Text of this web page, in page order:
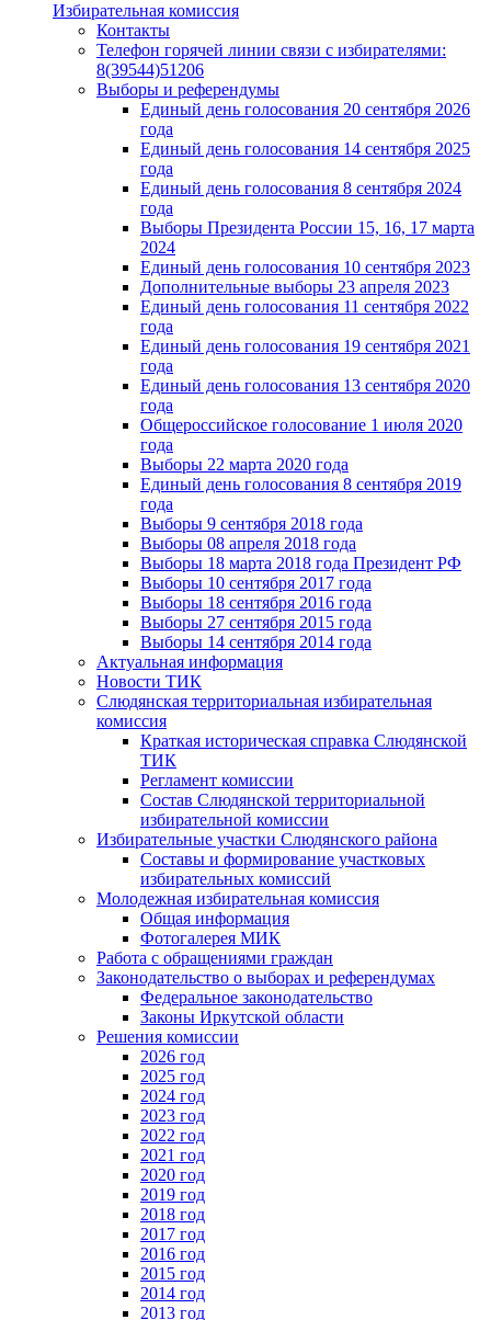
Избирательная комиссия
Контакты
Телефон горячей линии связи с избирателями:
8(39544)51206
Выборы и референдумы
Единый день голосования 20 сентября 2026
года
Единый день голосования 14 сентября 2025
года
Единый день голосования 8 сентября 2024
года
Выборы Президента России 15, 16, 17 марта
2024
Единый день голосования 10 сентября 2023
Дополнительные выборы 23 апреля 2023
Единый день голосования 11 сентября 2022
года
Единый день голосования 19 сентября 2021
года
Единый день голосования 13 сентября 2020
года
Общероссийское голосование 1 июля 2020
года
Выборы 22 марта 2020 года
Единый день голосования 8 сентября 2019
года
Выборы 9 сентября 2018 года
Выборы 08 апреля 2018 года
Выборы 18 марта 2018 года Президент РФ
Выборы 10 сентября 2017 года
Выборы 18 сентября 2016 года
Выборы 27 сентября 2015 года
Выборы 14 сентября 2014 года
Актуальная информация
Новости ТИК
Слюдянская территориальная избирательная
комиссия
Краткая историческая справка Слюдянской
ТИК
Регламент комиссии
Состав Слюдянской территориальной
избирательной комиссии
Избирательные участки Слюдянского района
Составы и формирование участковых
избирательных комиссий
Молодежная избирательная комиссия
Общая информация
Фотогалерея МИК
Работа с обращениями граждан
Законодательство о выборах и референдумах
Федеральное законодательство
Законы Иркутской области
Решения комиссии
2026 год
2025 год
2024 год
2023 год
2022 год
2021 год
2020 год
2019 год
2018 год
2017 год
2016 год
2015 год
2014 год
2013 год